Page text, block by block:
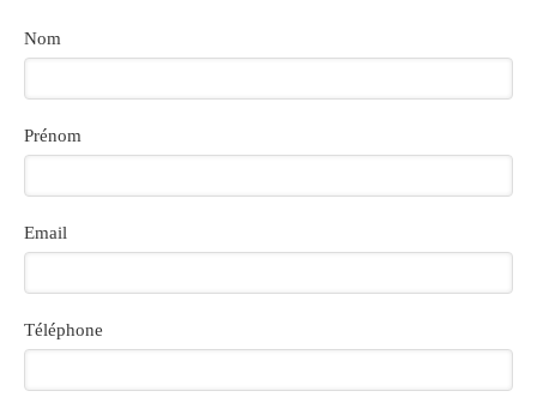
Nom
Prénom
Email
Téléphone